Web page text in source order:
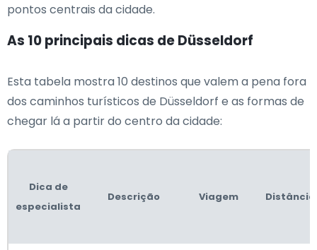
pontos centrais da cidade.
As 10 principais dicas de Düsseldorf
Esta tabela mostra 10 destinos que valem a pena fora
dos caminhos turísticos de Düsseldorf e as formas de
chegar lá a partir do centro da cidade:
Dica de
especialista
Descrição Viagem Distância